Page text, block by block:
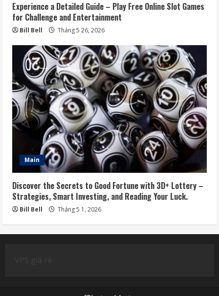
Experience a Detailed Guide – Play Free Online Slot Games
for Challenge and Entertainment
Bill Bell Tháng 5 26, 2026
Main
Discover the Secrets to Good Fortune with 3D+ Lottery –
Strategies, Smart Investing, and Reading Your Luck.
Bill Bell Tháng 5 1, 2026